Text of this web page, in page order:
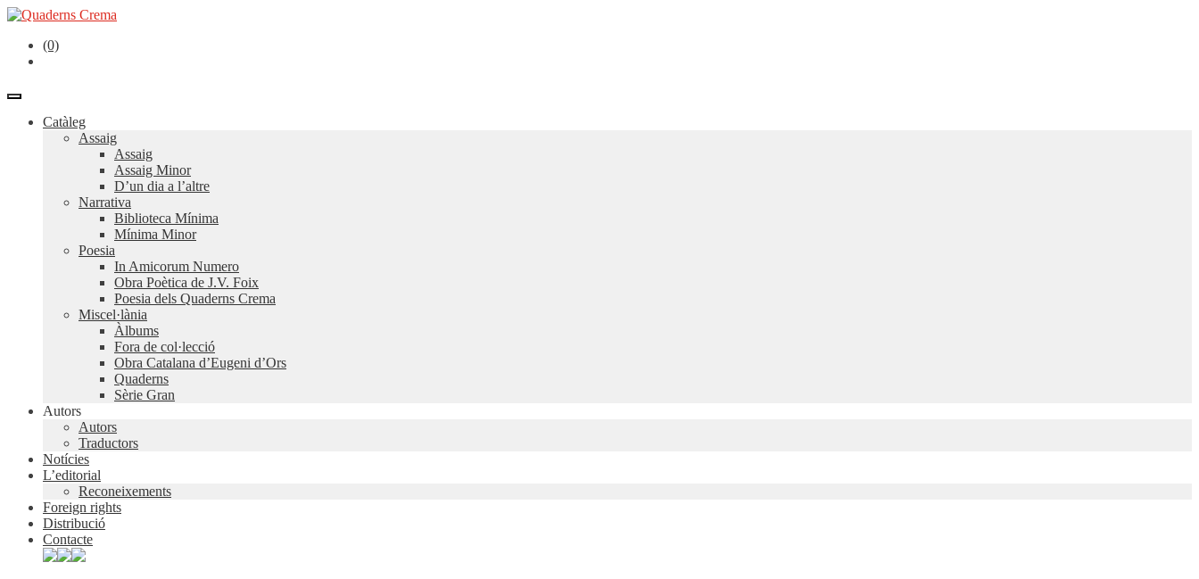
(0)
Catàleg
Assaig
Assaig
Assaig Minor
D’un dia a l’altre
Narrativa
Biblioteca Mínima
Mínima Minor
Poesia
In Amicorum Numero
Obra Poètica de J.V. Foix
Poesia dels Quaderns Crema
Miscel·lània
Àlbums
Fora de col·lecció
Obra Catalana d’Eugeni d’Ors
Quaderns
Sèrie Gran
Autors
Autors
Traductors
Notícies
L’editorial
Reconeixements
Foreign rights
Distribució
Contacte